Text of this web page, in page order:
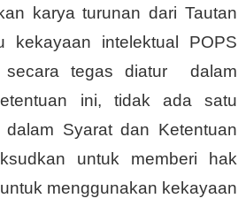
karya turunan dari Tautan
kekayaan intelektual POPS
secara tegas diatur dalam
ini, tidak ada satu
dalam Syarat dan Ketentuan
untuk memberi hak
menggunakan kekayaan